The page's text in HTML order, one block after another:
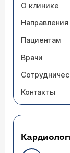
О клинике
Направления
Пациентам
Врачи
Контакты